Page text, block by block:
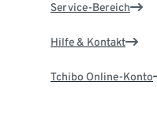
Service-Bereich
Hilfe & Kontakt
Tchibo Online-Konto